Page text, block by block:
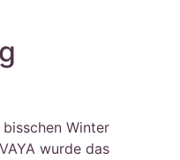
Winter
wurde das